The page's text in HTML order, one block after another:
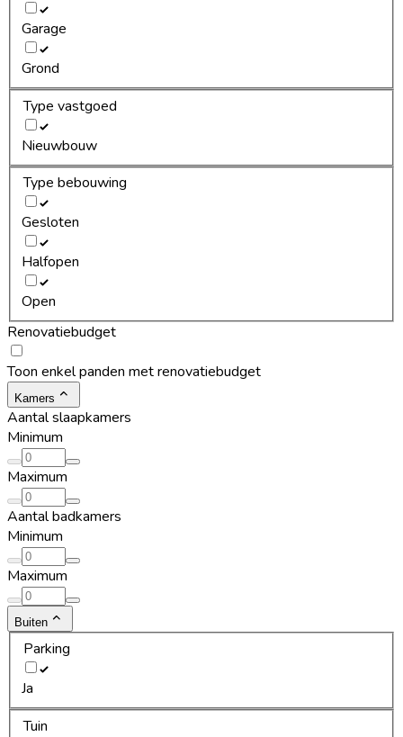
Garage
Grond
Type vastgoed
Nieuwbouw
Type bebouwing
Gesloten
Halfopen
Open
Renovatiebudget
Toon enkel panden met renovatiebudget
Kamers
Aantal slaapkamers
Minimum
Maximum
Aantal badkamers
Minimum
Maximum
Buiten
Parking
Ja
Tuin